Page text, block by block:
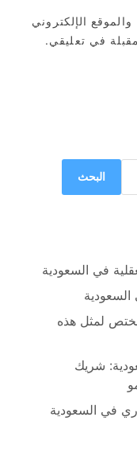
الإلكتروني
في تعليقي.
البحث
في السعودية
لمثل هذه
شريك
في السعودية